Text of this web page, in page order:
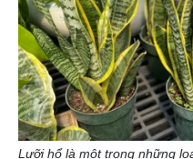
Lưỡi hổ là một trong những